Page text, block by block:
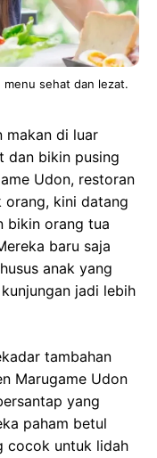
sehat dan lezat.
makan di luar
dan bikin pusing
Udon, restoran
kini datang
bikin orang tua
baru saja
anak yang
jadi lebih
tambahan
Marugame Udon
yang
paham betul
cocok untuk lidah